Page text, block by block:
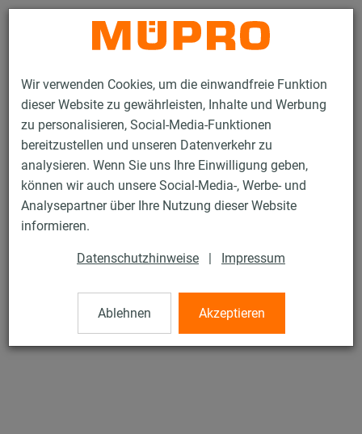
Wir verwenden Cookies, um die einwandfreie Funktion
dieser Website zu gewährleisten, Inhalte und Werbung
zu personalisieren, Social-Media-Funktionen
bereitzustellen und unseren Datenverkehr zu
analysieren. Wenn Sie uns Ihre Einwilligung geben,
können wir auch unsere Social-Media-, Werbe- und
Analysepartner über Ihre Nutzung dieser Website
informieren.
Datenschutzhinweise | Impressum
Ablehnen Akzeptieren
Kontakt
Produkte Befestigungstechnik
Sprinklerbefestigung
Rohrschellen für die Sprinklerbefestigung
Rohrschellen DIN 3567
Rohrschellen DIN 3567